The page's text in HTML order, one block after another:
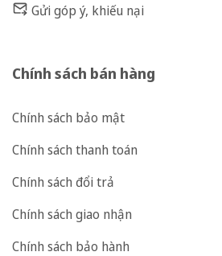
Gửi góp ý, khiếu nại
Chính sách bán hàng
Chính sách bảo mật
Chính sách thanh toán
Chính sách đổi trả
Chính sách giao nhận
Chính sách bảo hành